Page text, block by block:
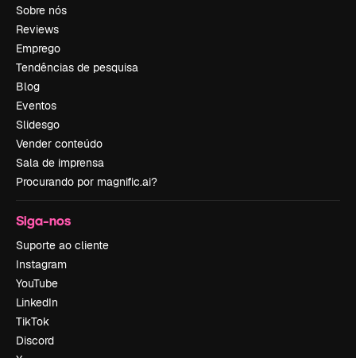
Sobre nós
Reviews
Emprego
Tendências de pesquisa
Blog
Eventos
Slidesgo
Vender conteúdo
Sala de imprensa
Procurando por magnific.ai?
Siga-nos
Suporte ao cliente
Instagram
YouTube
LinkedIn
TikTok
Discord